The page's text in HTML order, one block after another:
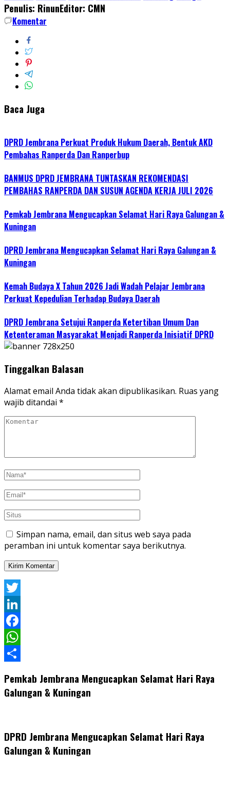
Penulis: RinunEditor: CMN
Komentar
Baca Juga
DPRD Jembrana Perkuat Produk Hukum Daerah, Bentuk AKD
Pembahas Ranperda Dan Ranperbup
BANMUS DPRD JEMBRANA TUNTASKAN REKOMENDASI
PEMBAHAS RANPERDA DAN SUSUN AGENDA KERJA JULI 2026
Pemkab Jembrana Mengucapkan Selamat Hari Raya Galungan &
Kuningan
DPRD Jembrana Mengucapkan Selamat Hari Raya Galungan &
Kuningan
Kemah Budaya X Tahun 2026 Jadi Wadah Pelajar Jembrana
Perkuat Kepedulian Terhadap Budaya Daerah
DPRD Jembrana Setujui Ranperda Ketertiban Umum Dan
Ketenteraman Masyarakat Menjadi Ranperda Inisiatif DPRD
Tinggalkan Balasan
Alamat email Anda tidak akan dipublikasikan. Ruas yang
wajib ditandai *
Simpan nama, email, dan situs web saya pada
peramban ini untuk komentar saya berikutnya.
Twitter
LinkedIn
Facebook
WhatsApp
Pemkab Jembrana Mengucapkan Selamat Hari Raya
Galungan & Kuningan
DPRD Jembrana Mengucapkan Selamat Hari Raya
Galungan & Kuningan